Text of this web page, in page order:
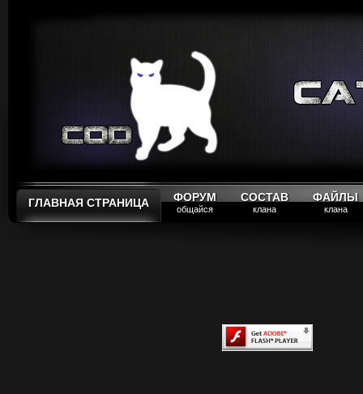
ГЛАВНАЯ СТРАНИЦА ФОРУМ
общайся
СОСТАВ
клана
ФАЙЛЫ
клана